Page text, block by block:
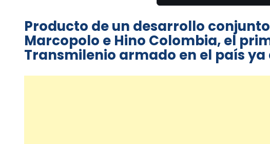
Producto de un desarrollo
Marcopolo e Hino Colombia, el
Transmilenio armado en el país ya